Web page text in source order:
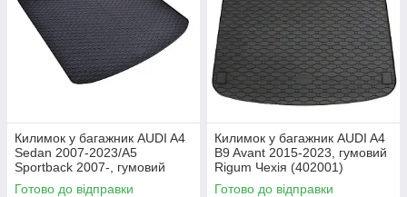
Килимок у багажник AUDI A4
Sedan 2007-2023/A5
Sportback 2007-, гумовий
Rigum Чехія (402018)
Готово до відправки
Килимок у багажник AUDI A4
B9 Avant 2015-2023, гумовий
Rigum Чехія (402001)
Готово до відправки